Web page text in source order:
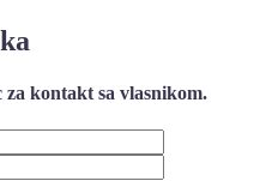
kontakt sa vlasnikom.